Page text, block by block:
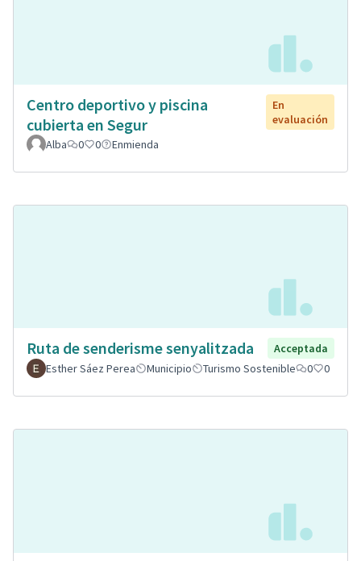
Centro deportivo y piscina
cubierta en Segur
En
evaluación
Alba
0 0 Enmienda
Ruta de senderisme senyalitzada
Acceptada
Esther Sáez Perea
Municipio Turismo Sostenible 0 0